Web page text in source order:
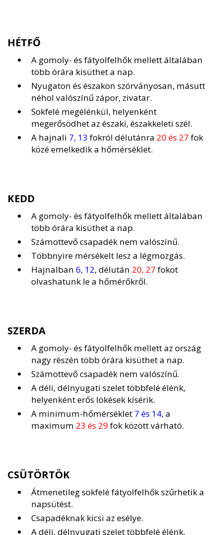
HÉTFŐ
A gomoly- és fátyolfelhők mellett általában
több órára kisüthet a nap.
Nyugaton és északon szórványosan, másutt
néhol valószínű zápor, zivatar.
Sokfelé megélénkül, helyenként
megerősödhet az északi, északkeleti szél.
A hajnali 7, 13 fokról délutánra 20 és 27 fok
közé emelkedik a hőmérséklet.
KEDD
A gomoly- és fátyolfelhők mellett általában
több órára kisüthet a nap.
Számottevő csapadék nem valószínű.
Többnyire mérsékelt lesz a légmozgás.
Hajnalban 6, 12, délután 20, 27 fokot
olvashatunk le a hőmérőkről.
SZERDA
A gomoly- és fátyolfelhők mellett az ország
nagy részén több órára kisüthet a nap.
Számottevő csapadék nem valószínű.
A déli, délnyugati szelet többfelé élénk,
helyenként erős lökések kísérik.
A minimum-hőmérséklet 7 és 14, a
maximum 23 és 29fok között várható.
CSÜTÖRTÖK
Átmenetileg sokfelé fátyolfelhők szűrhetik a
napsütést.
Csapadéknak kicsi az esélye.
A déli, délnyugati szelet többfelé élénk,